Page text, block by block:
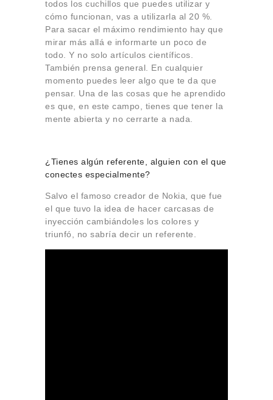
todos los cuchillos que puedes utilizar y
cómo funcionan, vas a utilizarla al 20 %.
Para sacar el máximo rendimiento hay que
mirar más allá e informarte un poco de
todo. Y no solo artículos científicos.
También prensa general. En cualquier
momento puedes leer algo que te da que
pensar. Una de las cosas que he aprendido
es que, en este campo, tienes que tener la
mente abierta y no cerrarte a nada.
¿Tienes algún referente, alguien con el que
conectes especialmente?
Salvo el famoso creador de Nokia, que fue
el que tuvo la idea de hacer carcasas de
inyección cambiándoles los colores y
triunfó, no sabría decir un referente.